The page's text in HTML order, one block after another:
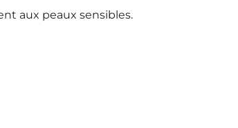
aux peaux sensibles.